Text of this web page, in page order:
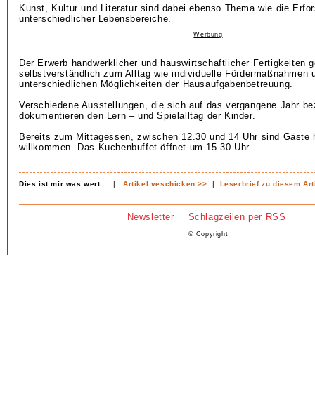
Kunst, Kultur und Literatur sind dabei ebenso Thema wie die
unterschiedlicher Lebensbereiche.
Werbung
Der Erwerb handwerklicher und hauswirtschaftlicher Fertigkeiten
selbstverständlich zum Alltag wie individuelle Fördermaßnahmen
unterschiedlichen Möglichkeiten der Hausaufgabenbetreuung.
Verschiedene Ausstellungen, die sich auf das vergangene Jahr
dokumentieren den Lern – und Spielalltag der Kinder.
Bereits zum Mittagessen, zwischen 12.30 und 14 Uhr sind Gäste
willkommen. Das Kuchenbuffet öffnet um 15.30 Uhr.
Dies ist mir was wert: |Artikel veschicken >> | Leserbrief zu diesem
Newsletter Schlagzeilen per RSS
© Copyright